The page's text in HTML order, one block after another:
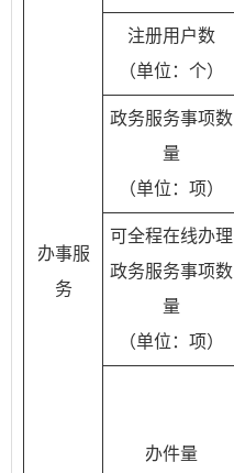
办事服
务
注册用户数
（单位：个）
政务服务事项数
量
（单位：项）
可全程在线办理
政务服务事项数
量
（单位：项）
办件量